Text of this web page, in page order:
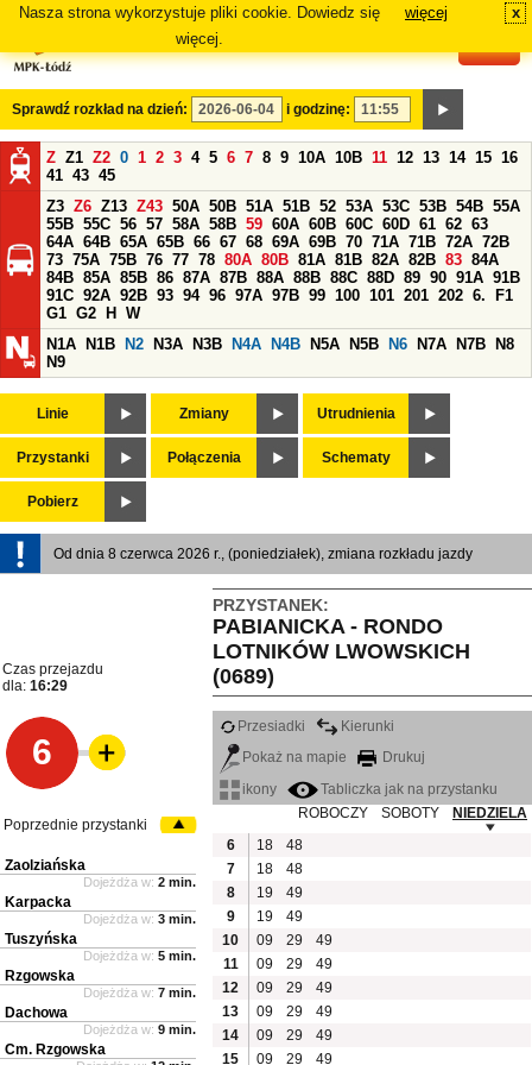
Nasza strona wykorzystuje pliki cookie. Dowiedz się
więcej.
więcej x
Sprawdź rozkład na dzień: i godzinę:
Z Z1 Z2 0 1 2 3 4 5 6 7 8 9 10A 10B 11 12 13 14 15 16
41 43 45
Z3 Z6 Z13 Z43 50A 50B 51A 51B 52 53A 53C 53B 54B 55A
55B 55C 56 57 58A 58B 59 60A 60B 60C 60D 61 62 63
64A 64B 65A 65B 66 67 68 69A 69B 70 71A 71B 72A 72B
73 75A 75B 76 77 78 80A 80B 81A 81B 82A 82B 83 84A
84B 85A 85B 86 87A 87B 88A 88B 88C 88D 89 90 91A 91B
91C 92A 92B 93 94 96 97A 97B 99 100 101 201 202 6.
F1
G1 G2 H
W
N1A
N1B N2 N3A N3B N4A N4B N5A N5B N6 N7A N7B
N8
N9
Linie Zmiany Utrudnienia
Przystanki Połączenia Schematy
Pobierz
Od dnia 8 czerwca 2026 r., (poniedziałek), zmiana rozkładu jazdy
PRZYSTANEK:
PABIANICKA - RONDO
LOTNIKÓW LWOWSKICH
(0689)
Czas przejazdu
dla: 16:29
6
Przesiadki
Kierunki
Pokaż na mapie
Drukuj
ikony
Tabliczka jak na przystanku
ROBOCZY
SOBOTY
NIEDZIELA
6
18
48
7
18
48
8
19
49
9
19
49
10
09 29
49
11
09 29
49
12
09 29
49
13
09 29
49
14
09 29
49
15
09 29 49
Poprzednie przystanki
Zaolziańska
Dojeżdża w: 2 min.
Karpacka
Dojeżdża w: 3 min.
Tuszyńska
Dojeżdża w: 5 min.
Rzgowska
Dojeżdża w: 7 min.
Dachowa
Dojeżdża w: 9 min.
Cm. Rzgowska